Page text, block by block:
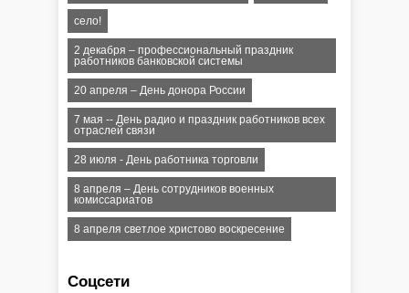
село!
2 декабря – профессиональный праздник
работников банковской системы
20 апреля – День донора России
7 мая -- День радио и праздник работников всех
отраслей связи
28 июля - День работника торговли
8 апреля – День сотрудников военных
комиссариатов
8 апреля светлое христово воскресение
Соцсети